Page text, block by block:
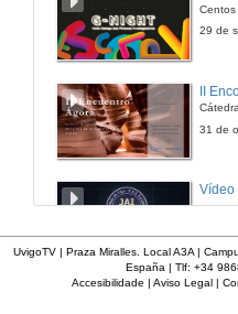
29 de
31 de
Vídeo
UvigoTV | Praza Miralles. Local A3A |
España | Tlf: +34
Accesibilidade | Aviso Legal|